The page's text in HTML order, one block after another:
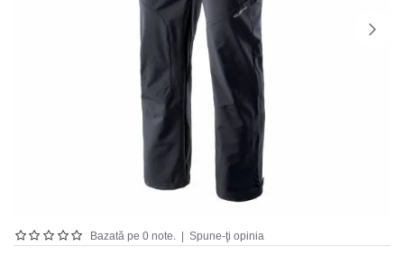
Bazată pe 0 note. Spune-ţi opinia